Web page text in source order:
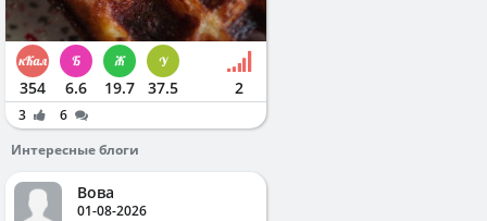
354 6.6 19.7 37.5 2
3
6
Интересные блоги
Вова
01-08-2026